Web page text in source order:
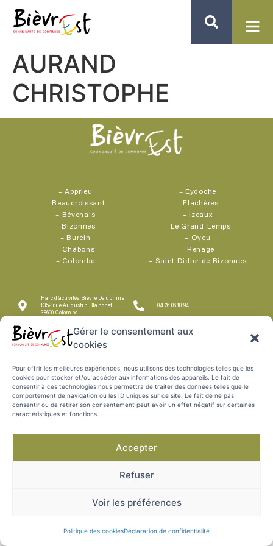
Gérer le consentement aux
cookies
Pour offrir les meilleures expériences, nous utilisons des technologies telles que les
cookies pour stocker et/ou accéder aux informations des appareils. Le fait de
consentir à ces technologies nous permettra de traiter des données telles que le
comportement de navigation ou les ID uniques sur ce site. Le fait de ne pas
consentir ou de retirer son consentement peut avoir un effet négatif sur certaines
caractéristiques et fonctions.
Accepter
Refuser
Voir les préférences
Politique des cookiesDéclaration de confidentialité
AURAND
CHRISTOPHE
–Apprieu
– Beaucroissant
– Bévenais
– Bizonnes
– Burcin
– Châbons
– Colombe
– Eydoche
– Flachères
–
Izeaux
– Le Grand-Lemps
– Oyeu
– Renage
– Saint Didier de Bizonnes
Parc d’activités Bièvre Dauphine
1352 rue Augustin Blanchet
38690 Colombe
04 76 06 10 94
MENTIONS
LÉGALES
POLITIQUE DES
COOKIES